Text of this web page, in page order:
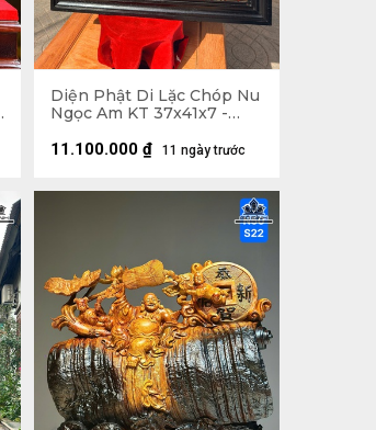
Diện Phật Di Lặc Chóp Nu
Ngọc Am KT 37x41x7 -
11 ngày trước
11.100.000 ₫